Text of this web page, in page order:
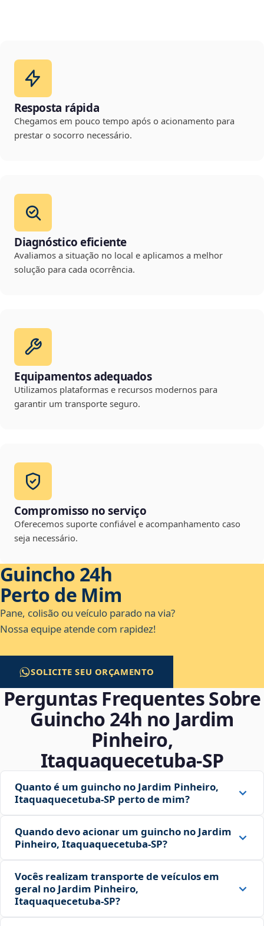
Resposta rápida
Chegamos em pouco tempo após o acionamento para
prestar o socorro necessário.
Diagnóstico eficiente
Avaliamos a situação no local e aplicamos a melhor
solução para cada ocorrência.
Equipamentos adequados
Utilizamos plataformas e recursos modernos para
garantir um transporte seguro.
Compromisso no serviço
Oferecemos suporte confiável e acompanhamento caso
seja necessário.
Guincho 24h
Perto de Mim
Pane, colisão ou veículo parado na via?
Nossa equipe atende com rapidez!
SOLICITE SEU ORÇAMENTO
Perguntas Frequentes Sobre
Guincho 24h no Jardim
Pinheiro,
Itaquaquecetuba‑SP
Quanto é um guincho no Jardim Pinheiro,
Itaquaquecetuba‑SP perto de mim?
Quando devo acionar um guincho no Jardim
Pinheiro, Itaquaquecetuba‑SP?
Vocês realizam transporte de veículos em
geral no Jardim Pinheiro,
Itaquaquecetuba‑SP?